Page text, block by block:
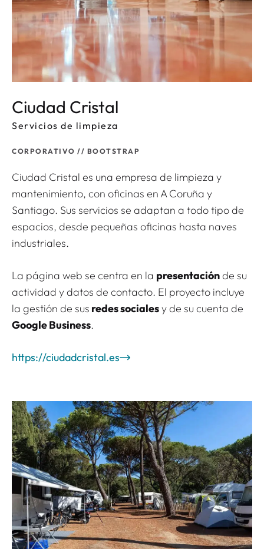
Ciudad Cristal
Servicios de limpieza
CORPORATIVO // BOOTSTRAP
Ciudad Cristal es una empresa de limpieza y
mantenimiento, con oficinas en A Coruña y
Santiago. Sus servicios se adaptan a todo tipo de
espacios, desde pequeñas oficinas hasta naves
industriales.
La página web se centra en la presentaciónde su
actividad y datos de contacto. El proyecto incluye
la gestión de sus redes socialesy de su cuenta de
Google Business.
https://ciudadcristal.es